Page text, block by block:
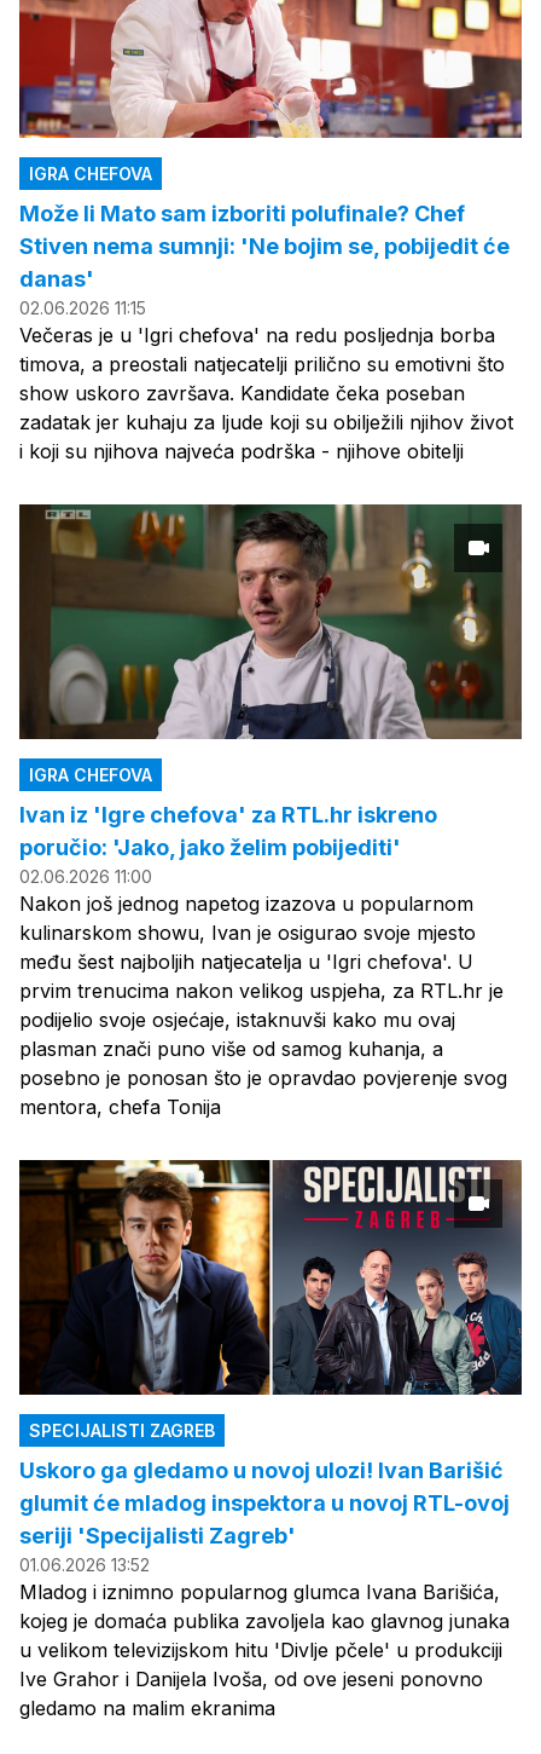
IGRA CHEFOVA
Može li Mato sam izboriti polufinale? Chef
Stiven nema sumnji: 'Ne bojim se, pobijedit će
danas'
02.06.2026 11:15
Večeras je u 'Igri chefova' na redu posljednja borba
timova, a preostali natjecatelji prilično su emotivni što
show uskoro završava. Kandidate čeka poseban
zadatak jer kuhaju za ljude koji su obilježili njihov život
i koji su njihova najveća podrška - njihove obitelji
IGRA CHEFOVA
Ivan iz 'Igre chefova' za RTL.hr iskreno
poručio: 'Jako, jako želim pobijediti'
02.06.2026 11:00
Nakon još jednog napetog izazova u popularnom
kulinarskom showu, Ivan je osigurao svoje mjesto
među šest najboljih natjecatelja u 'Igri chefova'. U
prvim trenucima nakon velikog uspjeha, za RTL.hr je
podijelio svoje osjećaje, istaknuvši kako mu ovaj
plasman znači puno više od samog kuhanja, a
posebno je ponosan što je opravdao povjerenje svog
mentora, chefa Tonija
SPECIJALISTI ZAGREB
Uskoro ga gledamo u novoj ulozi! Ivan Barišić
glumit će mladog inspektora u novoj RTL-ovoj
seriji 'Specijalisti Zagreb'
01.06.2026 13:52
Mladog i iznimno popularnog glumca Ivana Barišića,
kojeg je domaća publika zavoljela kao glavnog junaka
u velikom televizijskom hitu 'Divlje pčele' u produkciji
Ive Grahor i Danijela Ivoša, od ove jeseni ponovno
gledamo na malim ekranima